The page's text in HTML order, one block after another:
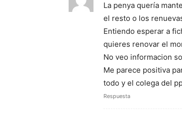
La penya quería
el resto o los
Entiendo esperar a
quieres renovar el
No veo informacion
Me parece positiva
todo y el colega del
Respuesta